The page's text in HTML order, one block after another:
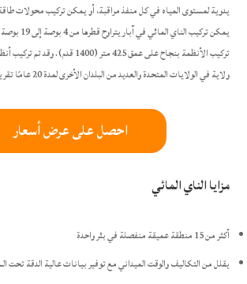
يدوية لمستوى المياه في كل منفذ مراقبة، أو يمكن تركيب محولات
ولاية في الولايات المتحدة والعديد من البلدان الأخرى لمدة 20 عامًا تقريبًا.
احصل على عرض أسعار
مزايا الناي المائي
أكثر من 15 منطقة عميقة منفصلة في بئر واحدة
يقلل من التكاليف والوقت الميداني مع توفير بيانات عالية الدقة تحت